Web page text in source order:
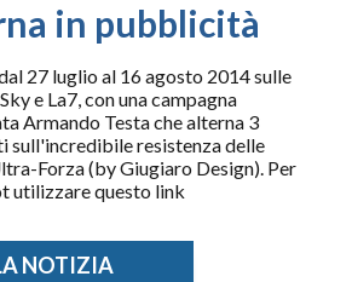
in pubblicità
27 luglio al 16 agosto 2014 sulle
e La7, con una campagna
Armando Testa che alterna 3
sull'incredibile resistenza delle
Forza (by Giugiaro Design). Per
utilizzare questo link
NOTIZIA